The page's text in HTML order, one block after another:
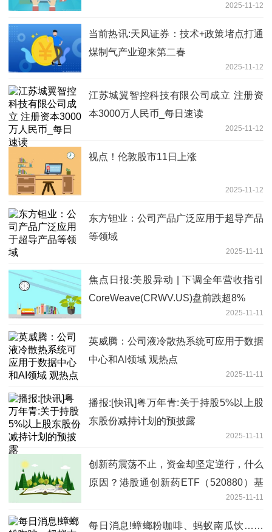
2025-11-12
当前热讯:天风证券：技术+政策堵点打通
煤制气产业迎来第二春
2025-11-12
江苏城翼智控科技有限公司成立 注册资
本3000万人民币_每日速读
2025-11-12
视点！伦敦股市11日上涨
2025-11-12
东方钽业：公司产品广泛应用于超导产品
等领域
2025-11-11
焦点日报:美股异动 | 下调全年营收指引
CoreWeave(CRWV.US)盘前跌超8%
2025-11-11
英威腾：公司液冷散热系统可应用于数据
中心和AI领域 观热点
2025-11-11
播报:[快讯]粤万年青:关于持股5%以上股
东股份减持计划的预披露
2025-11-11
创新药震荡不止，资金却坚定逆行，什么
原因？港股通创新药ETF（520880）基
2025-11-11
每日消息!蟑螂粉咖啡、蚂蚁南瓜饮……